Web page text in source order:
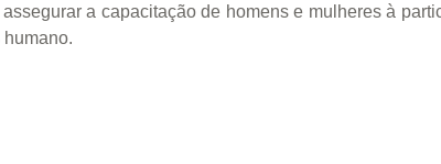
a capacitação de homens e mulheres à